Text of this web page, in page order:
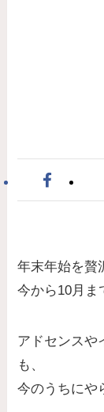
年末年始を贅
今から10月ま
アドセンスや
も、
今のうちにや